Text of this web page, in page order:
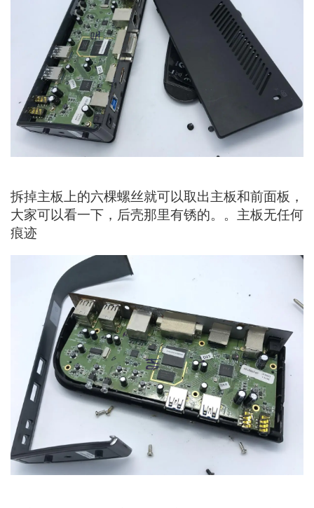
拆掉主板上的六棵螺丝就可以取出主板和前面板，
大家可以看一下，后壳那里有锈的。。主板无任何
痕迹